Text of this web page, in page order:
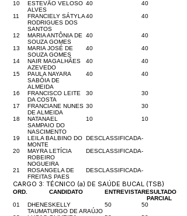
10
ESTEVÃO VELOSO
ALVES
40
40
11
FRANCIELY SÁTYLA
RODRIGUES DOS
SANTOS
40 40
12
MARIA ANTÔNIA DE
SOUZA GOMES
40
40
13
MARIA JOSÉ DE
SOUZA GOMES
40
40
14
NAIR MAGALHÃES
AZEVEDO
40
40
15
PAULA NAYARA
SABÓIA DE
ALMEIDA
40 40
16
FRANCISCO LEITE
DA COSTA
30
30
17
FRANCIANE NUNES
DE ALMEIDA
30
30
18
NATANAEL
SAMPAIO DO
NASCIMENTO
10 10
19
LEILA BALBINO DO
MONTE
DESCLASSIFICADA-
20
MAYRA LETÍCIA
ROBEIRO
NOGUEIRA
DESCLASSIFICADA-
21
ROSANGELA DE
FREITAS PAES
DESCLASSIFICADA-
CARGO 3: TÉCNICO (a) DE SAÚDE BUCAL (TSB)
ORD. CANDIDATO ENTREVISTARESULTADO
PARCIAL
01
DHENESKELLY
TAUMATURGO DE ARAÚJO
50
50